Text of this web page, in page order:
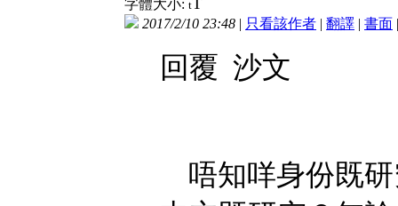
字體大小: t
2017/2/10 23:48 | 只看該作者 | 翻譯 | 書面
回覆 沙文
唔知咩身份既研